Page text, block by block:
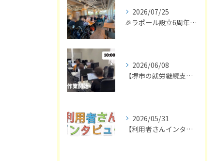
2026/07/25
🎉ラポール設立6周年！堺旧港の絶景イタリアンで感謝の食事会を開催しました🍕
2026/06/08
【堺市の就労継続支援B型】ラポールの1日をご紹介😊｜週1日から利用可能・在宅利用にも対応！
2026/05/31
【利用者さんインタビュー➁🎤】